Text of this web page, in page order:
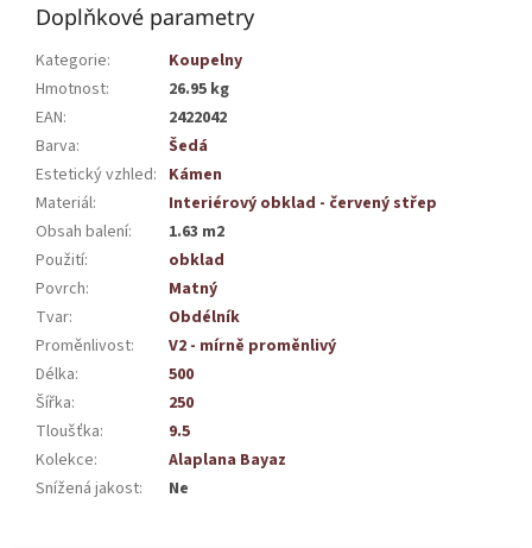
Doplňkové parametry
Kategorie:
Koupelny
Hmotnost:
26.95 kg
EAN:
2422042
Barva:
Šedá
Estetický vzhled: Kámen
Materiál:
Interiérový obklad - červený střep
Obsah balení:
1.63 m2
Použití:
obklad
Povrch:
Matný
Tvar:
Obdélník
Proměnlivost:
V2 - mírně proměnlivý
Délka:
500
Šířka:
250
Tloušťka:
9.5
Kolekce:
Alaplana Bayaz
Snížená jakost: Ne